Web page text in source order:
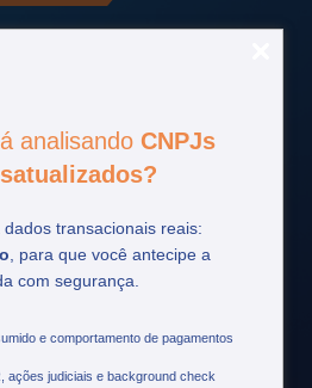
analisando CNPJs
dados transacionais reais:
, para que você antecipe a
com segurança.
e comportamento de pagamentos
ações judiciais e background check
mais estratégicas.